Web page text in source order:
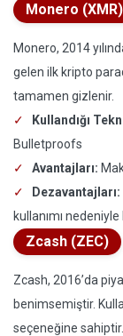
Monero (XMR)
Monero, 2014
gelen ilk kripto
tamamen gizlenir.
Kullandığı
Bulletproofs
Avantajları:
Dezavantajları:
kullanımı
Zcash (ZEC)
Zcash, 2016’da
benimsemiştir.
seçeneğine sahiptir.